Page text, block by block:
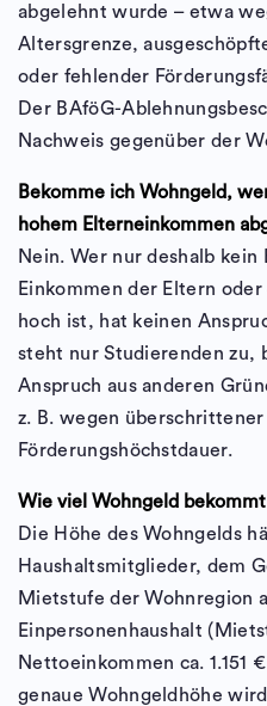
abgelehnt wurde – etwa
Altersgrenze,
oder fehlender
Der BAföG-
Nachweis gegenüber der
Bekomme ich Wohngeld,
hohem Elterneinkommen
Nein. Wer nur deshalb
Einkommen der Eltern
hoch ist, hat keinen
steht nur Studierenden zu,
Anspruch aus anderen
z. B. wegen
Förderungshöchstdauer.
Wie viel Wohngeld
Die Höhe des Wohngelds
Haushaltsmitglieder, dem
Mietstufe der Wohnregion
Einpersonenhaushalt
Nettoeinkommen ca. 1.151
genaue Wohngeldhöhe